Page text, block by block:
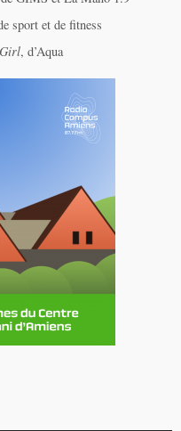
sport et de fitness
, d’Aqua